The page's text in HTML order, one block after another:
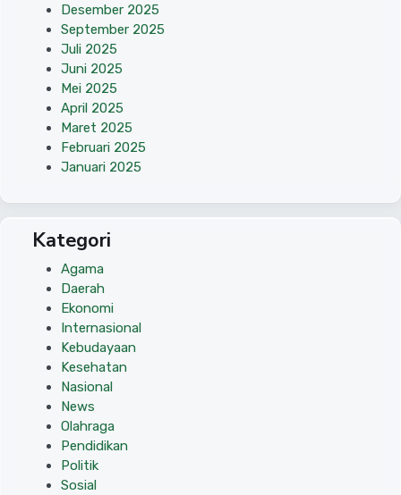
Desember 2025
September 2025
Juli 2025
Juni 2025
Mei 2025
April 2025
Maret 2025
Februari 2025
Januari 2025
Kategori
Agama
Daerah
Ekonomi
Internasional
Kebudayaan
Kesehatan
Nasional
News
Olahraga
Pendidikan
Politik
Sosial